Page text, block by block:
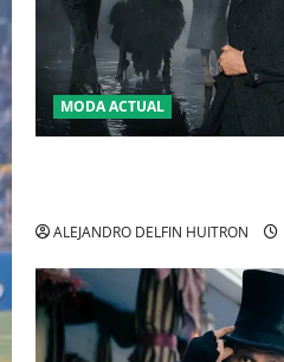
MODA ACTUAL
ALEJANDRO DELFIN HUITRON